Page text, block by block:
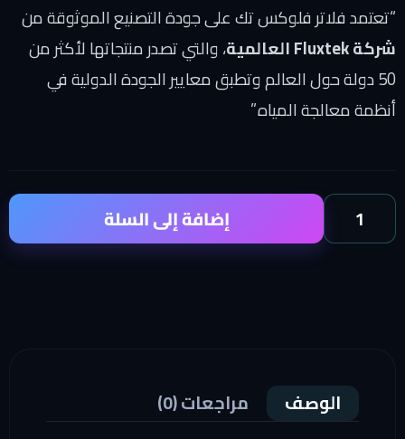
فلوكس تك على جودة التصنيع الموثوقة من
، والتي تصدر منتجاتها لأكثر من
حول العالم وتطبق معايير الجودة الدولية في
المياه.”
إضافة إلى السلة
مراجعات (0)